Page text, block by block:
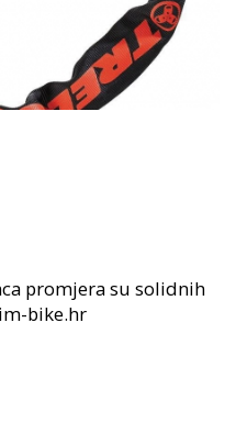
promjera su solidnih
bike.hr